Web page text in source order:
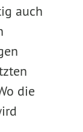
auch
die